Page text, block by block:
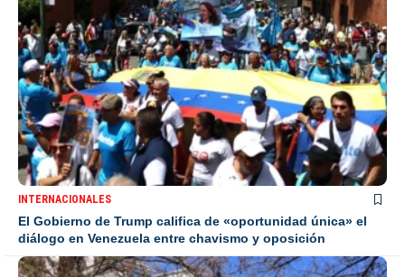
INTERNACIONALES
El Gobierno de Trump califica de «oportunidad única» el
diálogo en Venezuela entre chavismo y oposición